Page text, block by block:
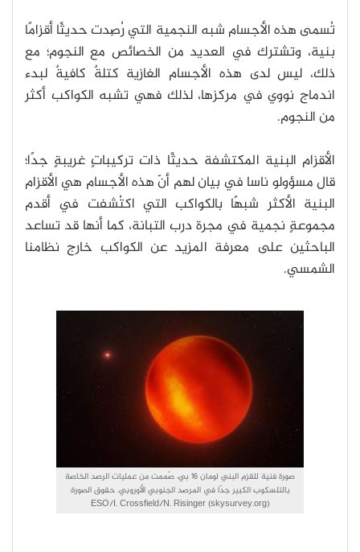
تُسمى هذه الأجسام شبه النجمية التي رُصِدت حديثًا أقزامًا
بنية، وتشترك في العديد من الخصائص مع النجوم؛ مع
ذلك، ليس لدى هذه الأجسام الغازية كتلةٌ كافيةٌ لبدء
اندماج نووي في مركزها، لذلك فهي تشبه الكواكب أكثر
من النجوم.
الأقزام البنية المكتشفة حديثًا ذات تركيباتٍ غريبةٍ جدًا؛
قال مسؤولو ناسا في بيان لهم أنّ هذه الأجسام هي الأقزام
البنية الأكثر شبهًا بالكواكب التي اكتُشفت في أقدم
مجموعةٍ نجمية في مجرة درب التبانة، كما أنها قد تساعد
الباحثين على معرفة المزيد عن الكواكب خارج نظامنا
الشمسي.
صورة فنية للقزم البني لومان 16 بي، صُممت من عمليات الرصد الخاصة
بالتلسكوب الكبير جدًا في المرصد الجنوبي الأوروبي. حقوق الصورة:
ESO/I. Crossfield/N. Risinger (skysurvey.org)